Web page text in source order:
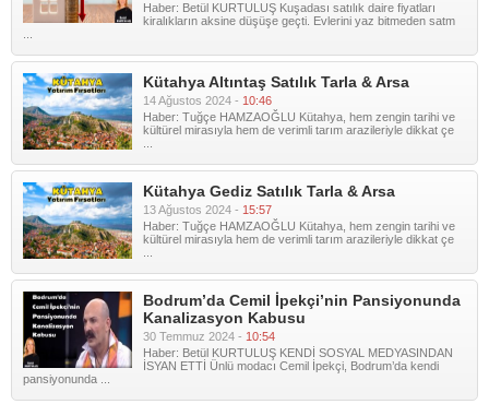
Haber: Betül KURTULUŞ Kuşadası satılık daire fiyatları
kiralıkların aksine düşüşe geçti. Evlerini yaz bitmeden satm
Kütahya Altıntaş Satılık Tarla & Arsa
14 Ağustos 2024 - 10:46
Haber: Tuğçe HAMZAOĞLU Kütahya, hem zengin tarihi ve
kültürel mirasıyla hem de verimli tarım arazileriyle dikkat çe
Kütahya Gediz Satılık Tarla & Arsa
13 Ağustos 2024 - 15:57
Haber: Tuğçe HAMZAOĞLU Kütahya, hem zengin tarihi ve
kültürel mirasıyla hem de verimli tarım arazileriyle dikkat çe
Bodrum’da Cemil İpekçi’nin Pansiyonunda
Kanalizasyon Kabusu
30 Temmuz 2024 - 10:54
Haber: Betül KURTULUŞ KENDİ SOSYAL MEDYASINDAN
İSYAN ETTİ Ünlü modacı Cemil İpekçi, Bodrum’da kendi
pansiyonunda ...